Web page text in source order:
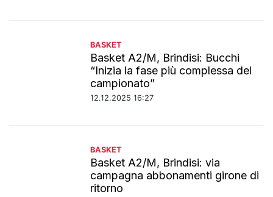
BASKET
Basket A2/M, Brindisi: Bucchi
“Inizia la fase più complessa del
campionato”
12.12.2025 16:27
BASKET
Basket A2/M, Brindisi: via
campagna abbonamenti girone di
ritorno